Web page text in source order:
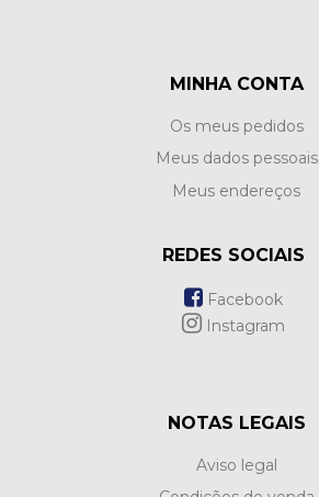
MINHA CONTA
Os meus pedidos
Meus dados pessoais
Meus endereços
REDES SOCIAIS
Facebook
Instagram
NOTAS LEGAIS
Aviso legal